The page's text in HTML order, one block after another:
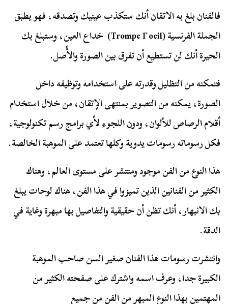
فالفنان بلغ به الاتقان أنك ستكذب عينيك وتصدقه، فهو يطبق
الجملة الفرنسية (Trompe l`oeil) خداع العين، وستبلغ بك
الحيرة أنك لن تستطيع أن تفرق بين الصورة والأًصل.
فتمكنه من التظليل وقدرته على استخدامه وتوظيفه داخل
الصورة، يمكنه من التصوير بمنتهى الإتقان، من خلال استخدام
أقلام الرصاص للألوان، ودون اللجوء لأي برامج رسم تكنولوجية،
فكل رسوماته رسومات يدوية وكلها تعتمد على الموهبة الخالصة.
هذا النوع من الفن موجود ومنتشر على مستوى العالم، وهناك
الكثير من الفنانين الذين تميزوا في هذا الفن، هناك لوحات يبلغ
بك الانبهار، أنك تظن أن حقيقية والتفاصيل بها مبهرة وغاية في
الدقة.
وانتشرت رسومات هذا الفنان صغير السن صاحب الموهبة
الكبيرة جدا، وعرف اسمه واشترك على صفحته الكثير من
المهتمين بهذا النوع المبهر من الفن من جميع